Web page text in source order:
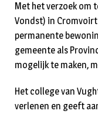
Met het verzoek om
Vondst) in
permanente
gemeente als
mogelijk te maken,
Het college van
verlenen en geeft